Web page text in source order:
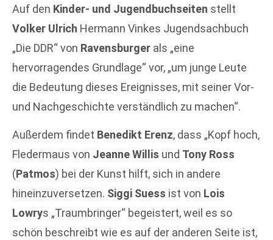
Auf den Kinder- und Jugendbuchseiten stellt
Volker Ulrich Hermann Vinkes Jugendsachbuch
„Die DDR“ von Ravensburger als „eine
hervorragendes Grundlage“ vor, „um junge Leute
die Bedeutung dieses Ereignisses, mit seiner Vor-
und Nachgeschichte verständlich zu machen“.
Außerdem findet Benedikt Erenz, dass „Kopf hoch,
Fledermaus von Jeanne Willis und Tony Ross
(Patmos) bei der Kunst hilft, sich in andere
hineinzuversetzen. Siggi Suess ist von Lois
Lowrys „Traumbringer“ begeistert, weil es so
schön beschreibt wie es auf der anderen Seite ist,